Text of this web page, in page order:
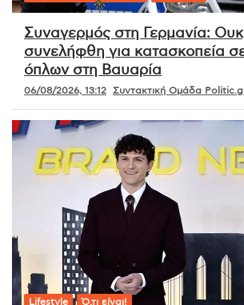
Συναγερμός στη Γερμανία:
συνελήφθη για κατασκοπεία σε
όπλων στη Βαυαρία
06/08/2026, 13:12 Συντακτική Ομάδα
Lifestyle Ό,τι είναι!